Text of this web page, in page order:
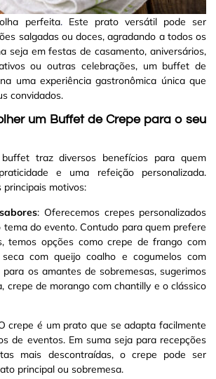
perfeita.Este prato versátil pode ser
salgadas ou doces, agradando a todos os
seja em festas de casamento, aniversários,
ou outras celebrações, um buffet de
uma experiência gastronômica única que
convidados.
um Buffet de Crepe para o seu
traz diversos benefícios para quem
e uma refeição personalizada.
principais motivos:
: Oferecemos crepes personalizados
tema do evento. Contudo para quem prefere
temos opções como crepe de frango com
com queijo coalho e cogumelos com
para os amantes de sobremesas, sugerimos
crepe de morango com chantilly e o clássico
crepe é um prato que se adapta facilmente
de eventos. Em suma seja para recepções
mais descontraídas, o crepe pode ser
principal ou sobremesa.